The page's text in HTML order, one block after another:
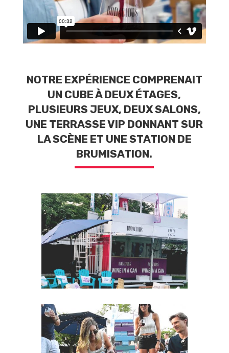
NOTRE EXPÉRIENCE COMPRENAIT
UN CUBE À DEUX ÉTAGES,
PLUSIEURS JEUX, DEUX SALONS,
UNE TERRASSE VIP DONNANT SUR
LA SCÈNE ET UNE STATION DE
BRUMISATION.